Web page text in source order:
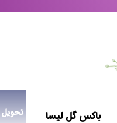
تحویل باکس گل لیسا